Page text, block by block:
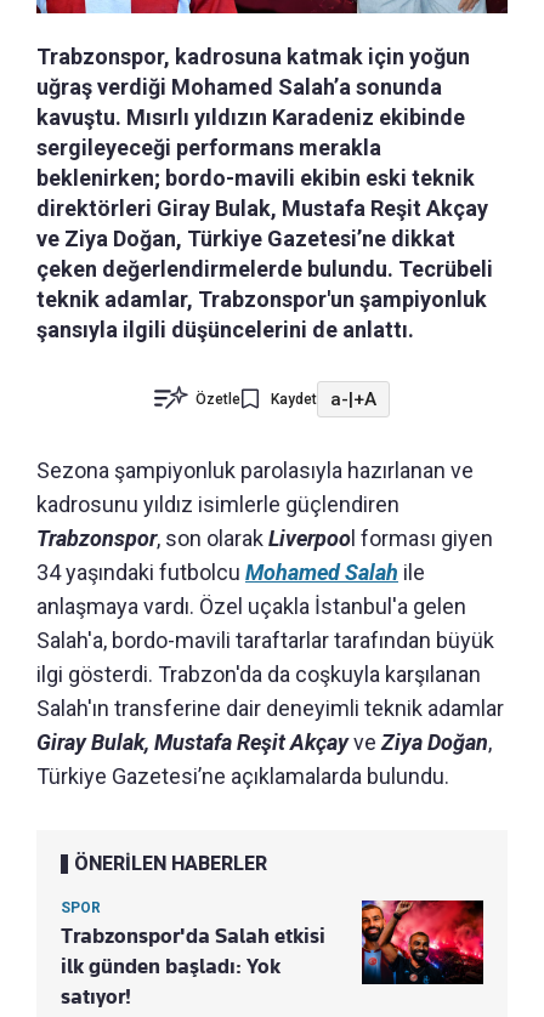
Trabzonspor, kadrosuna katmak için yoğun
uğraş verdiği Mohamed Salah’a sonunda
kavuştu. Mısırlı yıldızın Karadeniz ekibinde
sergileyeceği performans merakla
beklenirken; bordo-mavili ekibin eski teknik
direktörleri Giray Bulak, Mustafa Reşit Akçay
ve Ziya Doğan, Türkiye Gazetesi’ne dikkat
çeken değerlendirmelerde bulundu. Tecrübeli
teknik adamlar, Trabzonspor'un şampiyonluk
şansıyla ilgili düşüncelerini de anlattı.
Özetle Kaydet a-|+A
Sezona şampiyonluk parolasıyla hazırlanan ve
kadrosunu yıldız isimlerle güçlendiren
Trabzonspor, son olarakLiverpoo l forması giyen
34 yaşındaki futbolcu Mohamed Salah ile
anlaşmaya vardı. Özel uçakla İstanbul'a gelen
Salah'a, bordo-mavili taraftarlar tarafından büyük
ilgi gösterdi. Trabzon'da da coşkuyla karşılanan
Salah'ın transferine dair deneyimli teknik adamlar
Giray Bulak, Mustafa Reşit AkçayveZiya Doğan,
Türkiye Gazetesi’ne açıklamalarda bulundu.
ÖNERİLEN HABERLER
SPOR
Trabzonspor'da Salah etkisi
ilk günden başladı: Yok
satıyor!